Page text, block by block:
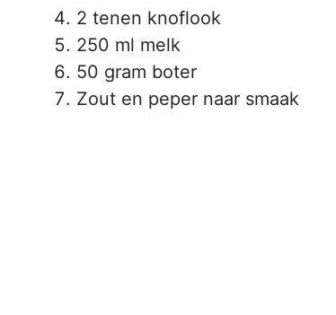
2 tenen knoflook
250 ml melk
50 gram boter
Zout en peper naar smaak